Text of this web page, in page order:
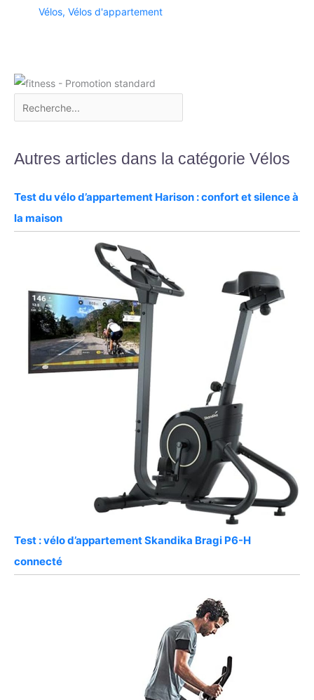
Vélos, Vélos d'appartement
Autres articles dans la catégorie Vélos
Test du vélo d’appartement Harison : confort et silence à
la maison
Test : vélo d’appartement Skandika Bragi P6-H
connecté